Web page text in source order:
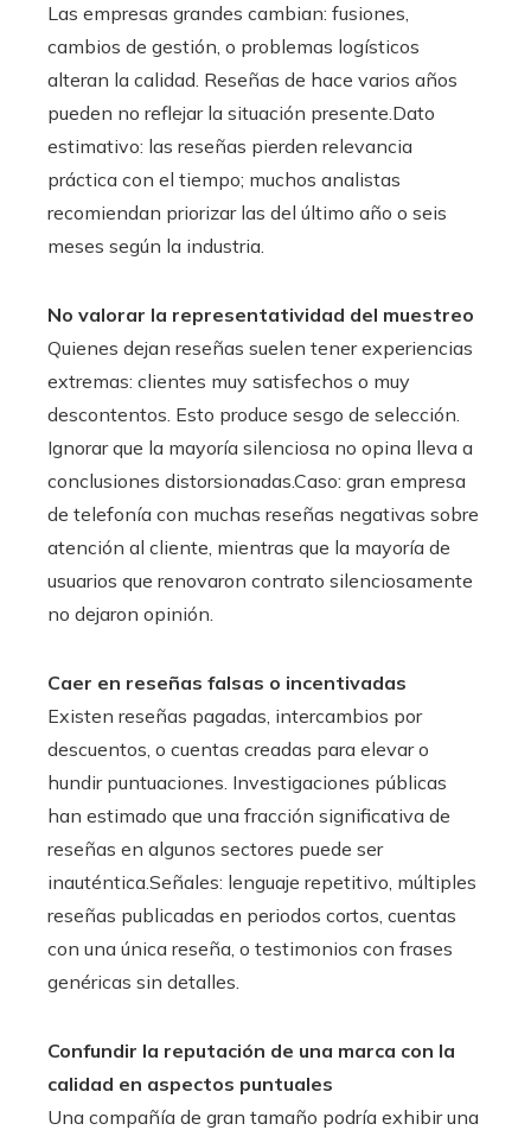
Las empresas grandes cambian: fusiones,
cambios de gestión, o problemas logísticos
alteran la calidad. Reseñas de hace varios años
pueden no reflejar la situación presente.Dato
estimativo: las reseñas pierden relevancia
práctica con el tiempo; muchos analistas
recomiendan priorizar las del último año o seis
meses según la industria.
No valorar la representatividad del muestreo
Quienes dejan reseñas suelen tener experiencias
extremas: clientes muy satisfechos o muy
descontentos. Esto produce sesgo de selección.
Ignorar que la mayoría silenciosa no opina lleva a
conclusiones distorsionadas.Caso: gran empresa
de telefonía con muchas reseñas negativas sobre
atención al cliente, mientras que la mayoría de
usuarios que renovaron contrato silenciosamente
no dejaron opinión.
Caer en reseñas falsas o incentivadas
Existen reseñas pagadas, intercambios por
descuentos, o cuentas creadas para elevar o
hundir puntuaciones. Investigaciones públicas
han estimado que una fracción significativa de
reseñas en algunos sectores puede ser
inauténtica.Señales: lenguaje repetitivo, múltiples
reseñas publicadas en periodos cortos, cuentas
con una única reseña, o testimonios con frases
genéricas sin detalles.
Confundir la reputación de una marca con la
calidad en aspectos puntuales
Una compañía de gran tamaño podría exhibir una